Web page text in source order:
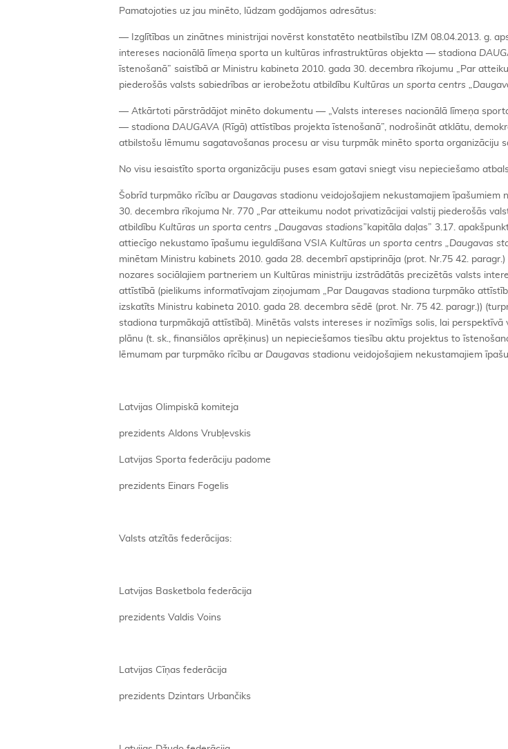
Pamatojoties uz jau minēto, lūdzam godājamos adresātus:
— Izglītības un zinātnes ministrijai novērst konstatēto neatbilstību IZM 08.04.2013. g.
intereses nacionālā līmeņa sporta un kultūras infrastruktūras objekta — stadiona
īstenošanā” saistībā ar Ministru kabineta 2010. gada 30. decembra rīkojumu „Par
piederošās valsts sabiedrības ar ierobežotu atbildību Kultūras un sporta centrs „
— Atkārtoti pārstrādājot minēto dokumentu — „Valsts intereses nacionālā līmeņa
— stadiona DAUGAVA (Rīgā) attīstības projekta īstenošanā”, nodrošināt atklātu,
atbilstošu lēmumu sagatavošanas procesu ar visu turpmāk minēto sporta organizāciju
No visu iesaistīto sporta organizāciju puses esam gatavi sniegt visu nepieciešamo
Šobrīd turpmāko rīcību ar Daugavas stadionu veidojošajiem nekustamajiem īpašumiem
30. decembra rīkojuma Nr. 770 „Par atteikumu nodot privatizācijai valstij piederošās
atbildību Kultūras un sporta centrs „Daugavas stadions” kapitāla daļas” 3.17.
attiecīgo nekustamo īpašumu ieguldīšana VSIA Kultūras un sporta centrs „Daugavas
minētam Ministru kabinets 2010. gada 28. decembrī apstiprināja (prot. Nr.75 42.
nozares sociālajiem partneriem un Kultūras ministriju izstrādātās precizētās valsts
attīstībā (pielikums informatīvajam ziņojumam „Par Daugavas stadiona turpmāko
izskatīts Ministru kabineta 2010. gada 28. decembra sēdē (prot. Nr. 75 42. paragr.))
stadiona turpmākajā attīstībā). Minētās valsts intereses ir nozīmīgs solis, lai
plānu (t. sk., finansiālos aprēķinus) un nepieciešamos tiesību aktu projektus to
lēmumam par turpmāko rīcību ar Daugavas stadionu veidojošajiem nekustamajiem
Latvijas Olimpiskā komiteja
prezidents Aldons Vrubļevskis
Latvijas Sporta federāciju padome
prezidents Einars Fogelis
Valsts atzītās federācijas:
Latvijas Basketbola federācija
prezidents Valdis Voins
Latvijas Cīņas federācija
prezidents Dzintars Urbančiks